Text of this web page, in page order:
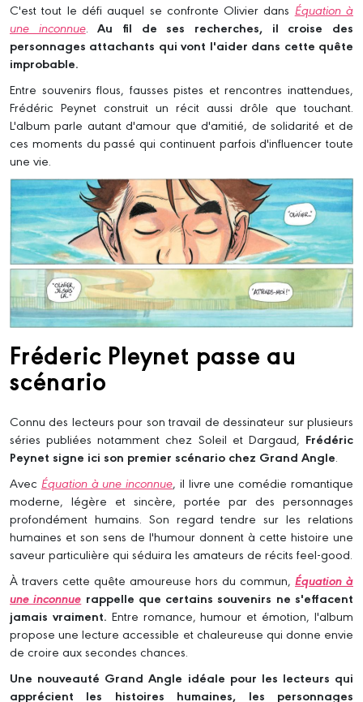
C'est tout le défi auquel se confronte Olivier dans Équation à
une inconnue.Au fil de ses recherches, il croise des
personnages attachants qui vont l'aider dans cette quête
improbable.
Entre souvenirs flous, fausses pistes et rencontres inattendues,
Frédéric Peynet construit un récit aussi drôle que touchant.
L'album parle autant d'amour que d'amitié, de solidarité et de
ces moments du passé qui continuent parfois d'influencer toute
une vie.
Fréderic Pleynet passe au
scénario
Connu des lecteurs pour son travail de dessinateur sur plusieurs
séries publiées notamment chez Soleil et Dargaud, Frédéric
Peynet signe ici son premier scénario chez Grand Angle
Avec Équation à une inconnue, il livre une comédie romantique
moderne, légère et sincère, portée par des personnages
profondément humains. Son regard tendre sur les relations
humaines et son sens de l'humour donnent à cette histoire une
saveur particulière qui séduira les amateurs de récits feel-good.
À travers cette quête amoureuse hors du commun, Équation à
une inconnue rappelle que certains souvenirs ne s'effacent
jamais vraiment. Entre romance, humour et émotion, l'album
propose une lecture accessible et chaleureuse qui donne envie
de croire aux secondes chances.
Une nouveauté Grand Angle idéale pour les lecteurs qui
apprécient les histoires humaines, les personnages